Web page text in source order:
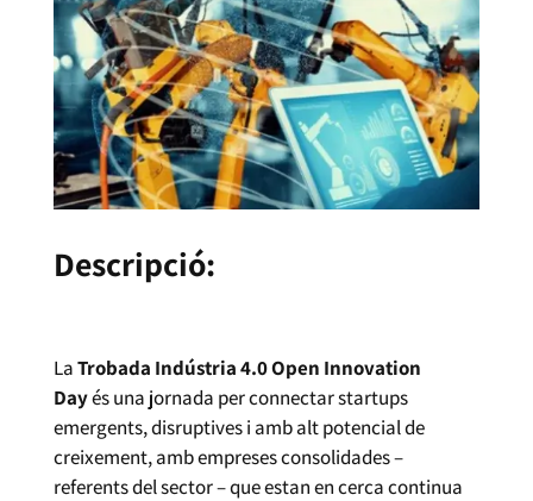
Descripció:
LaTrobada Indústria 4.0 Open Innovation
Dayés una jornada per connectar startups
emergents, disruptives i amb alt potencial de
creixement, amb empreses consolidades –
referents del sector – que estan en cerca continua